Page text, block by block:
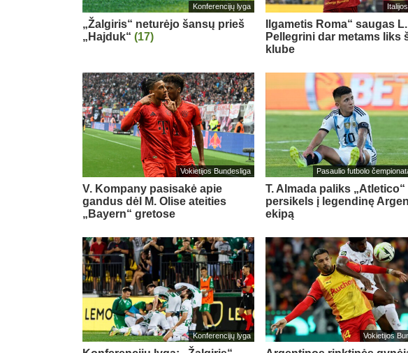
Konferencijų lyga
„Žalgiris“ neturėjo šansų prieš
„Hajduk“ (17)
Ilgametis Roma“ saugas L.
Pellegrini dar metams liks
klube
Vokietijos Bundesliga
V. Kompany pasisakė apie
gandus dėl M. Olise ateities
„Bayern“ gretose
Pasaulio futbolo
T. Almada paliks „Atletico“
persikels į legendinę
ekipą
Konferencijų lyga Vokietijos